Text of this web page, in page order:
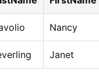
Nancy
Janet